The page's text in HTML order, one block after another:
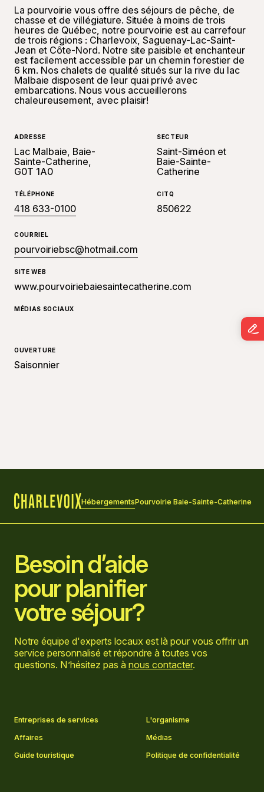
La pourvoirie vous offre des séjours de pêche, de
chasse et de villégiature. Située à moins de trois
heures de Québec, notre pourvoirie est au carrefour
de trois régions : Charlevoix, Saguenay-Lac-Saint-
Jean et Côte-Nord. Notre site paisible et enchanteur
est facilement accessible par un chemin forestier de
6 km. Nos chalets de qualité situés sur la rive du lac
Malbaie disposent de leur quai privé avec
embarcations. Nous vous accueillerons
chaleureusement, avec plaisir!
ADRESSE
Lac Malbaie, Baie-
Sainte-Catherine,
G0T 1A0
SECTEUR
Saint-Siméon et
Baie-Sainte-
Catherine
TÉLÉPHONE
418 633-0100
CITQ
850622
COURRIEL
pourvoiriebsc@hotmail.com
SITE WEB
www.pourvoiriebaiesaintecatherine.com
MÉDIAS SOCIAUX
OUVERTURE
Saisonnier
HébergementsPourvoirie Baie-Sainte-Catherine
Besoin d’aide
pour planifier
votre séjour?
Notre équipe d'experts locaux est là pour vous offrir un
service personnalisé et répondre à toutes vos
questions. N’hésitez pas à nous contacter.
Entreprises de services
L'organisme
Affaires
Médias
Guide touristique
Politique de confidentialité